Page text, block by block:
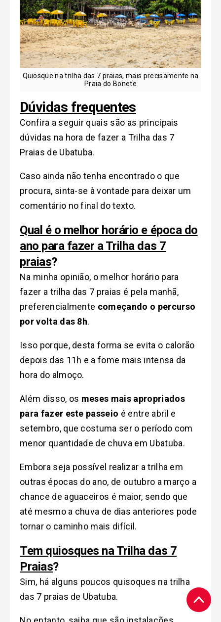
Quiosque na trilha das 7 praias, mais precisamente na
Praia do Bonete
Dúvidas frequentes
Confira a seguir quais são as principais
dúvidas na hora de fazer a Trilha das 7
Praias de Ubatuba.
Caso ainda não tenha encontrado o que
procura, sinta-se à vontade para deixar um
comentário no final do texto.
Qual é o melhor horário e época do
ano para fazer a Trilha das 7
praias?
Na minha opinião, o melhor horário para
fazer a trilha das 7 praias é pela manhã,
preferencialmente começando o percurso
por volta das 8h.
Isso porque, desta forma se evita o calorão
depois das 11h e a fome mais intensa da
hora do almoço.
Além disso, os meses mais apropriados
para fazer este passeio é entre abril e
setembro, que costuma ser o período com
menor quantidade de chuva em Ubatuba.
Embora seja possível realizar a trilha em
outras épocas do ano, de outubro a março a
chance de aguaceiros é maior, sendo que
até mesmo a chuva de dias anteriores pode
tornar o caminho mais difícil.
Tem quiosques na Trilha das 7
Praias?
Sim, há alguns poucos quisoques na trilha
das 7 praias de Ubatuba.